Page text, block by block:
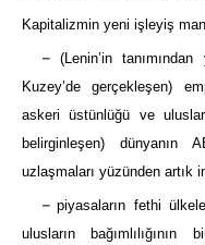
Kapitalizmin yeni işleyiş
–
(Lenin’in
Kuzey’de gerçekleşen)
askeri üstünlüğü ve
belirginleşen) dünyanın
uzlaşmaları yüzünden artık
– piyasaların fethi
ulusların